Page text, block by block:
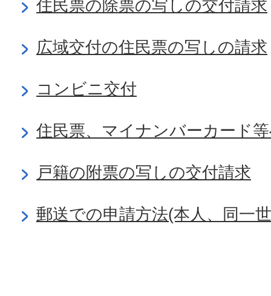
住民票の除票の写しの交付請求
広域交付の住民票の写しの請求
コンビニ交付
住民票、マイナンバーカード
戸籍の附票の写しの交付請求
郵送での申請方法(本人、同一